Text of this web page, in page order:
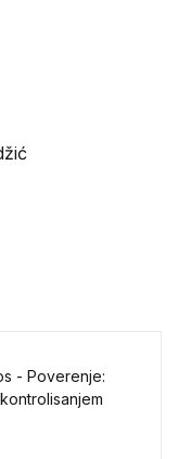
- Poverenje: